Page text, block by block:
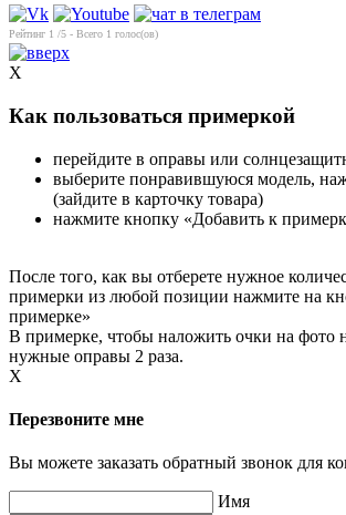
Рейтинг 1 /5 - Всего 1 голос(ов)
X
Как пользоваться примеркой
перейдите в оправы или
выберите понравившуюся модель,
(зайдите в карточку товара)
нажмите кнопку «Добавить к
После того, как вы отберете нужное
примерки из любой позиции нажмите на
примерке»
В примерке, чтобы наложить очки на фото
нужные оправы 2 раза.
X
Перезвоните мне
Вы можете заказать обратный звонок для
Имя